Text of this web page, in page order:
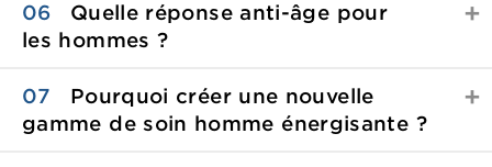
06
Quelle réponse anti-âge pour
les hommes ?
07
Pourquoi créer une nouvelle
gamme de soin homme énergisante ?